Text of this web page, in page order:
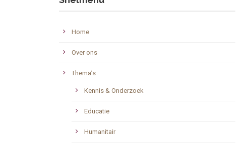
Home
Over ons
Thema’s
Kennis & Onderzoek
Educatie
Humanitair